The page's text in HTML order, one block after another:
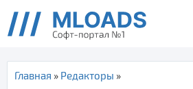
Главная » Редакторы »